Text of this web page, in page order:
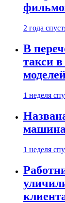
2 года
В
такси
1 неделя
машина
1 неделя